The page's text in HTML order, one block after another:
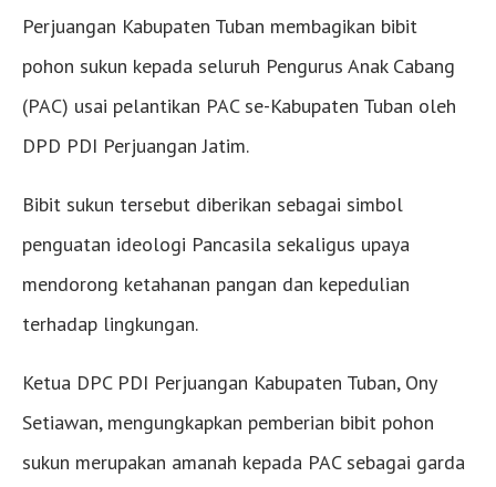
Perjuangan Kabupaten Tuban membagikan bibit
pohon sukun kepada seluruh Pengurus Anak Cabang
(PAC) usai pelantikan PAC se-Kabupaten Tuban oleh
DPD PDI Perjuangan Jatim.
Bibit sukun tersebut diberikan sebagai simbol
penguatan ideologi Pancasila sekaligus upaya
mendorong ketahanan pangan dan kepedulian
terhadap lingkungan.
Ketua DPC PDI Perjuangan Kabupaten Tuban, Ony
Setiawan, mengungkapkan pemberian bibit pohon
sukun merupakan amanah kepada PAC sebagai garda